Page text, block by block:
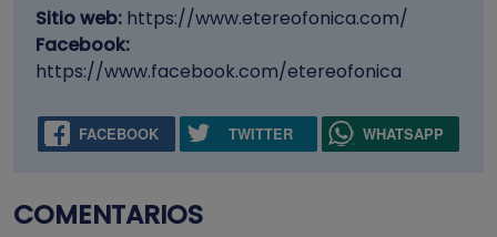
Sitio web: https://www.etereofonica.com/
Facebook:
https://www.facebook.com/etereofonica
FACEBOOK TWITTER WHATSAPP
COMENTARIOS